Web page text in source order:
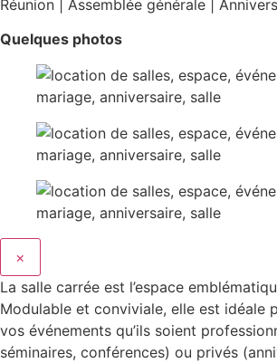
Réunion | Assemblée générale |
Quelques photos
×
La salle carrée est l’espace
Modulable et conviviale, elle est idéale
vos événements qu’ils soient
séminaires, conférences) ou privés